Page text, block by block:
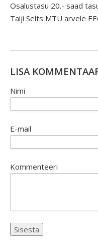
Osalustasu 20.- saad
Taiji Selts MTÜ arvele
LISA
Nimi
E-mail
Kommenteeri